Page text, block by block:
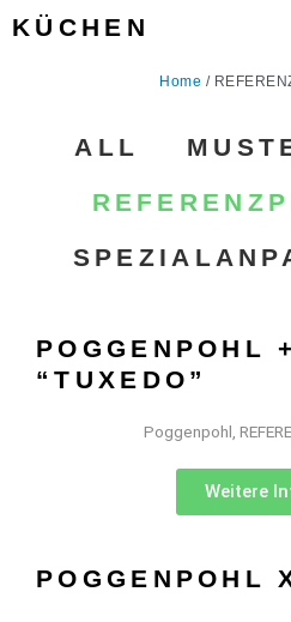
KÜCHEN
Home /
ALL
POGGENPOHL
“TUXEDO”
Poggenpohl
Weitere
POGGENPOHL